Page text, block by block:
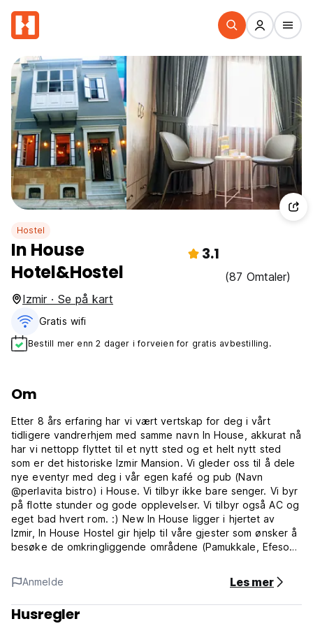
Hostel
In House
Hotel&Hostel
3.1
(87 Omtaler)
Izmir · Se på kart
Gratis wifi‎
Bestill mer enn 2 dager i forveien for gratis avbestilling.
Om
Etter 8 års erfaring har vi vært vertskap for deg i vårt
tidligere vandrerhjem med samme navn In House, akkurat nå
har vi nettopp flyttet til et nytt sted og et helt nytt sted
som er det historiske Izmir Mansion. Vi gleder oss til å dele
nye eventyr med deg i vår egen kafé og pub (Navn
@perlavita bistro) i House. Vi tilbyr ikke bare senger. Vi byr
på flotte stunder og gode opplevelser. Vi tilbyr også AC og
eget bad hvert rom. :) New In House ligger i hjertet av
Izmir, In House Hostel gir hjelp til våre gjester som ønsker å
besøke de omkringliggende områdene (Pamukkale, Efesos,
Som nevnt ovenfor har vi også en pub i underetasjen, så
bygget har ikke In House navn i front, men har pubens navn
som er "Per La Vita" @perlavitabistro. Så ikke bli overrasket
Anmelde Les mer
Husregler